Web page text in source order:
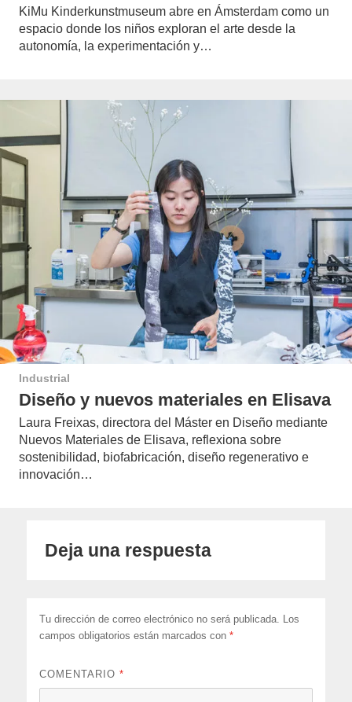
KiMu Kinderkunstmuseum abre en Ámsterdam como un
espacio donde los niños exploran el arte desde la
autonomía, la experimentación y…
Industrial
Diseño y nuevos materiales en Elisava
Laura Freixas, directora del Máster en Diseño mediante
Nuevos Materiales de Elisava, reflexiona sobre
sostenibilidad, biofabricación, diseño regenerativo e
innovación…
Deja una respuesta
Tu dirección de correo electrónico no será publicada. Los
campos obligatorios están marcados con*
COMENTARIO*